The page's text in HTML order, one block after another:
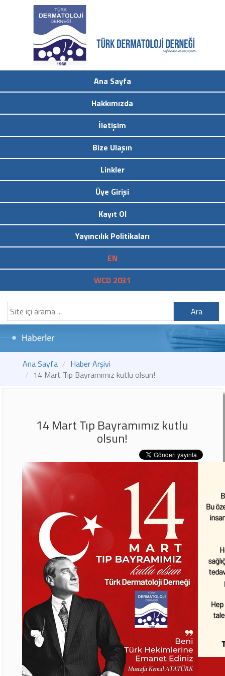
Ana Sayfa
Hakkımızda
İletişim
Bize Ulaşın
Linkler
Üye Girişi
Kayıt Ol
Yayıncılık Politikaları
EN
WCD 2031
Ara
Ana Sayfa
Haber Arşivi
14 Mart Tıp Bayramımız kutlu olsun!
14 Mart Tıp Bayramımız kutlu
olsun!